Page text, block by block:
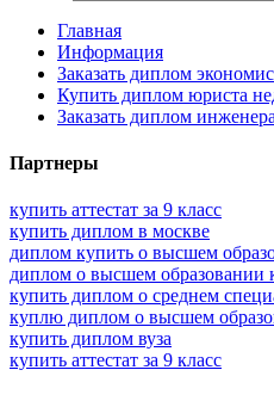
Главная
Информация
Заказать диплом
Купить диплом юриста
Заказать диплом
Партнеры
купить аттестат за 9 класс
купить диплом в москве
диплом купить о высшем
диплом о высшем образовании
купить диплом о среднем
куплю диплом о высшем
купить диплом вуза
купить аттестат за 9 класс